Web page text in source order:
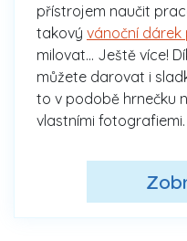
přístrojem naučit
takový vánoční
milovat... Ještě více!
můžete darovat i
to v podobě hrnečku
vlastními fotografiemi.